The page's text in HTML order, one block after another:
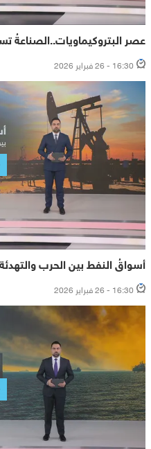
عصر البتروكيماويات..الصناعةُ
16:30 - 26 فبراير 2026
أسواقُ النفط بين الحرب والتهدئة
16:30 - 26 فبراير 2026